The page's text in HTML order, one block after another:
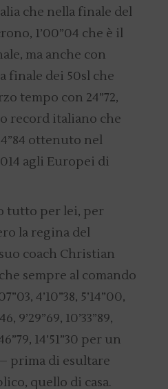
che nella finale del
1’00”04 che è il
ma anche con
finale dei 50sl che
tempo con 24”72,
record italiano che
ottenuto nel
agli Europei di
tutto per lei, per
la regina del
coach Christian
sempre al comando
4’10”38, 5’14”00,
9’29”69, 10’33”89,
14’51”30 per un
– prima di esultare
quello di casa.